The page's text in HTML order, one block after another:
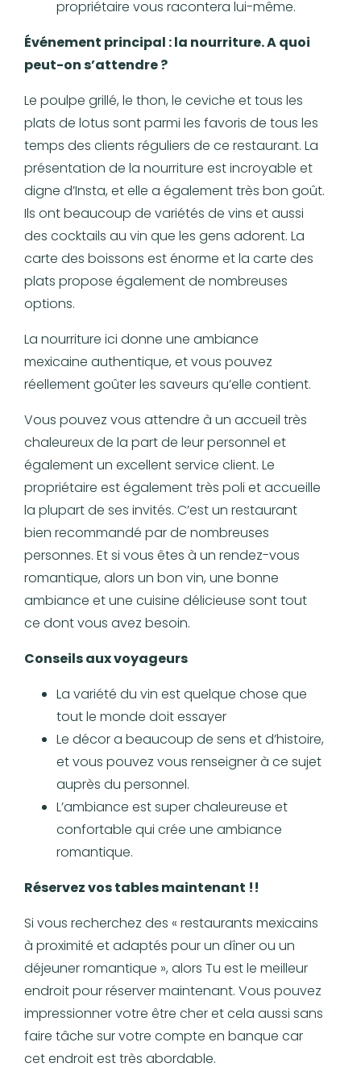
propriétaire vous racontera lui-même.
Événement principal : la nourriture. A quoi
peut-on s’attendre ?
Le poulpe grillé, le thon, le ceviche et tous les
plats de lotus sont parmi les favoris de tous les
temps des clients réguliers de ce restaurant. La
présentation de la nourriture est incroyable et
digne d’Insta, et elle a également très bon goût.
Ils ont beaucoup de variétés de vins et aussi
des cocktails au vin que les gens adorent. La
carte des boissons est énorme et la carte des
plats propose également de nombreuses
options.
La nourriture ici donne une ambiance
mexicaine authentique, et vous pouvez
réellement goûter les saveurs qu’elle contient.
Vous pouvez vous attendre à un accueil très
chaleureux de la part de leur personnel et
également un excellent service client. Le
propriétaire est également très poli et accueille
la plupart de ses invités. C’est un restaurant
bien recommandé par de nombreuses
personnes. Et si vous êtes à un rendez-vous
romantique, alors un bon vin, une bonne
ambiance et une cuisine délicieuse sont tout
ce dont vous avez besoin.
Conseils aux voyageurs
La variété du vin est quelque chose que
tout le monde doit essayer
Le décor a beaucoup de sens et d’histoire,
et vous pouvez vous renseigner à ce sujet
auprès du personnel.
L’ambiance est super chaleureuse et
confortable qui crée une ambiance
romantique.
Réservez vos tables maintenant !!
Si vous recherchez des « restaurants mexicains
à proximité et adaptés pour un dîner ou un
déjeuner romantique », alors Tu est le meilleur
endroit pour réserver maintenant. Vous pouvez
impressionner votre être cher et cela aussi sans
faire tâche sur votre compte en banque car
cet endroit est très abordable.